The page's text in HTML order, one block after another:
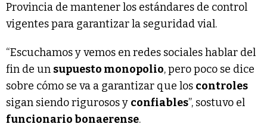
Provincia de mantener los estándares de control
vigentes para garantizar la seguridad vial.
“Escuchamos y vemos en redes sociales hablar del
fin de un supuesto monopolio, pero poco se dice
sobre cómo se va a garantizar que los controles
sigan siendo rigurosos y confiables”, sostuvo el
funcionario bonaerense.